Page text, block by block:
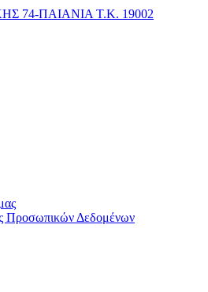
74-ΠΑΙΑΝΙΑ Τ.Κ. 19002
Προσωπικών Δεδομένων